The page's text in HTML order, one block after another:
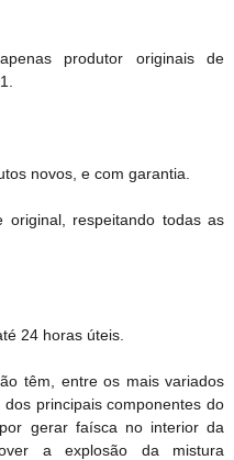
produtor originais de
novos, e com garantia.
original, respeitando todas as
24 horas úteis.
têm, entre os mais variados
principais componentes do
gerar faísca no interior da
a explosão da mistura